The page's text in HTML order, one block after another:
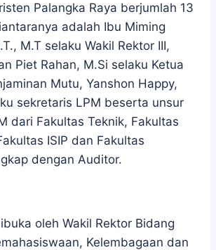
Palangka Raya berjumlah 13
adalah Ibu Miming
M.T selaku Wakil Rektor III,
Piet Rahan, M.Si selaku Ketua
Mutu, Yanshon Happy,
sekretaris LPM beserta unsur
dari Fakultas Teknik, Fakultas
ISIP dan Fakultas
dengan Auditor.
oleh Wakil Rektor Bidang
Kelembagaan dan